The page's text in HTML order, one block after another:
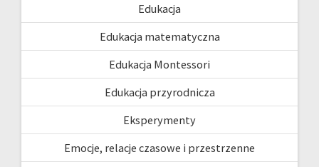
Edukacja
Edukacja matematyczna
Edukacja Montessori
Edukacja przyrodnicza
Eksperymenty
Emocje, relacje czasowe i przestrzenne